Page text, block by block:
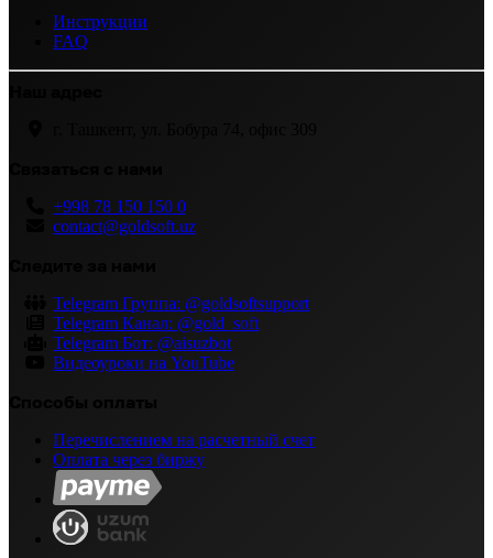
Инструкции
FAQ
+998 78 150 150 0
contact@goldsoft.uz
Telegram Группа: @goldsoftsupport
Telegram Канал: @gold_soft
Telegram Бот: @aisuzbot
Видеоуроки на YouTube
Перечислением на расчетный счет
Оплата через биржу